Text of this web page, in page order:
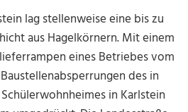
lag stellenweise eine bis zu
aus Hagelkörnern. Mit einem
eines Betriebes vom
des in
in Karlstein